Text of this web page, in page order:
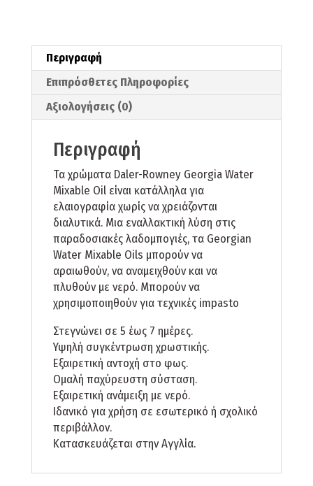
Περιγραφή
Επιπρόσθετες Πληροφορίες
Αξιολογήσεις (0)
Περιγραφή
Τα χρώματα Daler-Rowney Georgia Water
Mixable Oil είναι κατάλληλα για
ελαιογραφία χωρίς να χρειάζονται
διαλυτικά. Μια εναλλακτική λύση στις
παραδοσιακές λαδομπογιές, τα Georgian
Water Mixable Oils μπορούν να
αραιωθούν, να αναμειχθούν και να
πλυθούν με νερό. Μπορούν να
χρησιμοποιηθούν για τεχνικές impasto
Στεγνώνει σε 5 έως 7 ημέρες.
Υψηλή συγκέντρωση χρωστικής.
Εξαιρετική αντοχή στο φως.
Ομαλή παχύρευστη σύσταση.
Εξαιρετική ανάμειξη με νερό.
Ιδανικό για χρήση σε εσωτερικό ή σχολικό
περιβάλλον.
Κατασκευάζεται στην Αγγλία.